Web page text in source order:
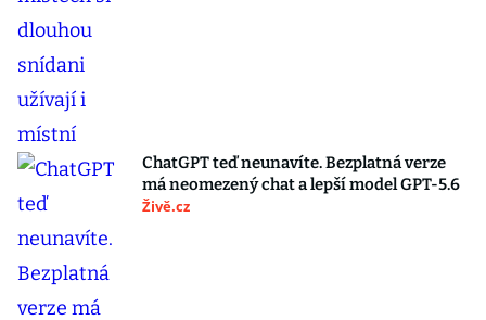
ChatGPT teď neunavíte. Bezplatná verze
má neomezený chat a lepší model GPT-5.6
Živě.cz